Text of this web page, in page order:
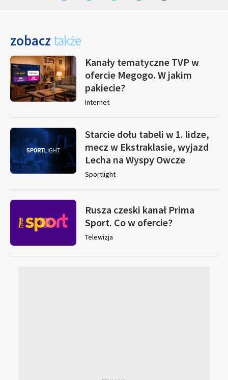
zobacz także
Kanały tematyczne TVP w
ofercie Megogo. W jakim
pakiecie?
Internet
Starcie dołu tabeli w 1. lidze,
mecz w Ekstraklasie, wyjazd
Lecha na Wyspy Owcze
Sportlight
Rusza czeski kanał Prima
Sport. Co w ofercie?
Telewizja